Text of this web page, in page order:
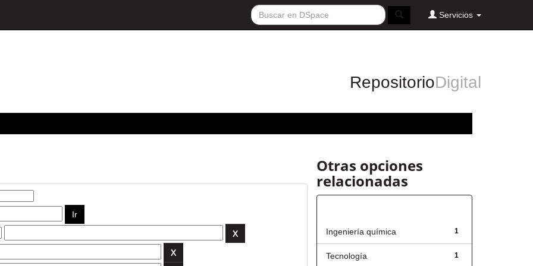
Servicios
RepositorioDigital
Otras opciones
relacionadas
1
Ingeniería química
1
Tecnología